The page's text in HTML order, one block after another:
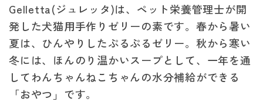
ケ
ア/
チ
キ
ン・
ケ
ア/
チ
キ
ン・
Gelletta(ジュレッタ)は、ペット栄養管理士が開
発した犬猫用手作りゼリーの素です。春から暑い
夏は、ひんやりしたぷるぷるゼリー。秋から寒い
冬には、ほんのり温かいスープとして、一年を通
してわんちゃんねこちゃんの水分補給ができる
「おやつ」です。